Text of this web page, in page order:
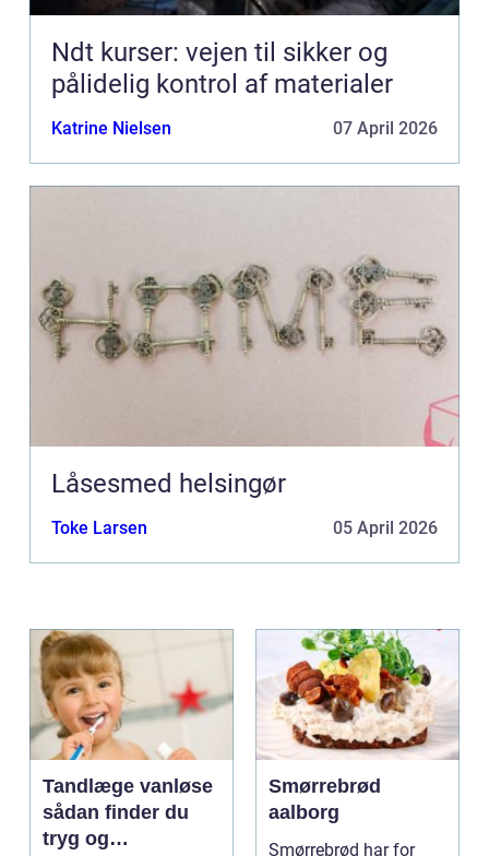
Ndt kurser: vejen til sikker og
pålidelig kontrol af materialer
Katrine Nielsen 07 April 2026
Låsesmed helsingør
Toke Larsen 05 April 2026
Tandlæge vanløse
sådan finder du
tryg og
Smørrebrød
aalborg
Smørrebrød har for